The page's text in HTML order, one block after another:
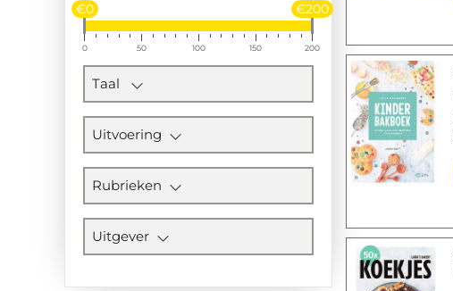
€0 €200
0 50 100 150 200
Taal
Uitvoering
Rubrieken
Uitgever